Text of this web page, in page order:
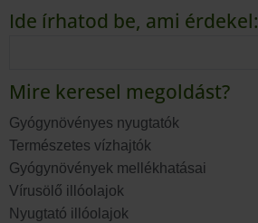
Ide írhatod be, ami érdekel:
Mire keresel megoldást?
Gyógynövényes nyugtatók
Természetes vízhajtók
Gyógynövények mellékhatásai
Vírusölő illóolajok
Nyugtató illóolajok